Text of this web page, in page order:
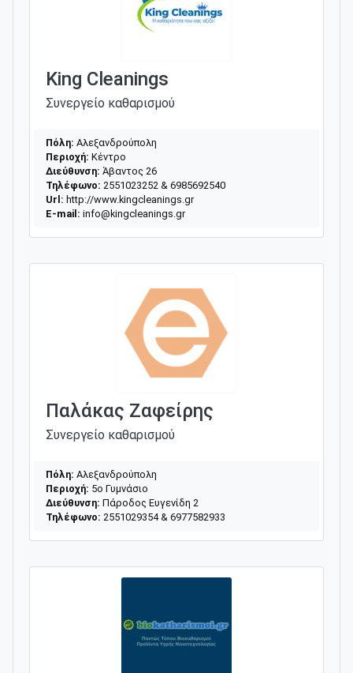
King Cleanings
Συνεργείο καθαρισμού
Πόλη: Αλεξανδρούπολη
Περιοχή: Κέντρο
Διεύθυνση: Άβαντος 26
Τηλέφωνο: 2551023252 & 6985692540
Url: http://www.kingcleanings.gr
E-mail: info@kingcleanings.gr
Παλάκας Ζαφείρης
Συνεργείο καθαρισμού
Πόλη: Αλεξανδρούπολη
Περιοχή: 5ο Γυμνάσιο
Διεύθυνση: Πάροδος Ευγενίδη 2
Τηλέφωνο: 2551029354 & 6977582933